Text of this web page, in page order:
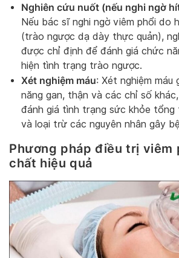
Nghiên cứu nuốt (nếu nghi ngờ
Nếu bác sĩ nghi ngờ viêm phổi do
(trào ngược dạ dày thực quản),
được chỉ định để đánh giá chức
hiện tình trạng trào ngược.
Xét nghiệm máu: Xét nghiệm máu
năng gan, thận và các chỉ số
đánh giá tình trạng sức khỏe tổng
và loại trừ các nguyên nhân gây
Phương pháp điều trị viêm
chất hiệu quả